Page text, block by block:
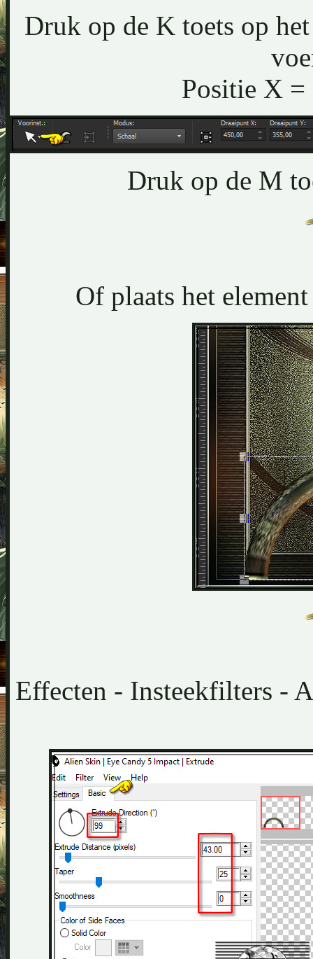
Druk op de K toets op
Positie X =
Druk op de M
Of plaats het
Effecten - Insteekfilters -